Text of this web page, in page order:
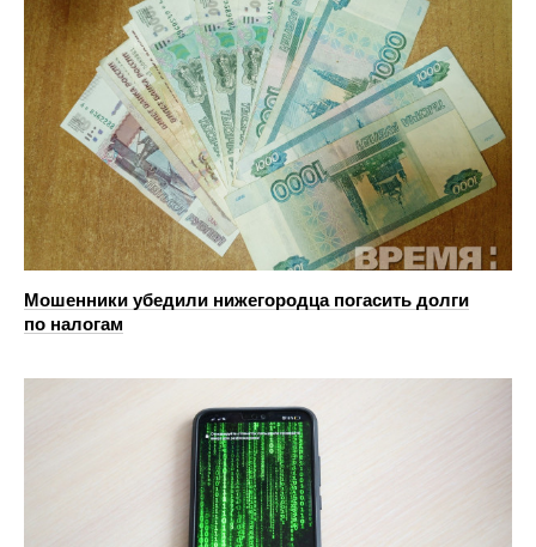
Мошенники убедили нижегородца погасить долги
по налогам